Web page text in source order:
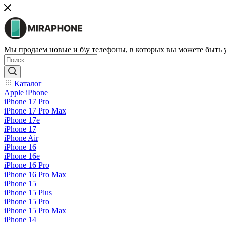
Мы продаем новые и б\у телефоны, в которых вы можете быть
Каталог
Apple iPhone
iPhone 17 Pro
iPhone 17 Pro Max
iPhone 17e
iPhone 17
iPhone Air
iPhone 16
iPhone 16e
iPhone 16 Pro
iPhone 16 Pro Max
iPhone 15
iPhone 15 Plus
iPhone 15 Pro
iPhone 15 Pro Max
iPhone 14